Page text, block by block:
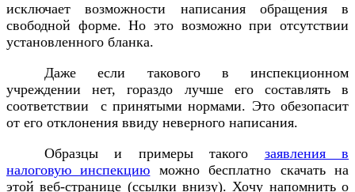
исключает возможности написания обращения в
свободной форме. Но это возможно при отсутствии
установленного бланка.
Даже если такового в инспекционном
учреждении нет, гораздо лучше его составлять в
соответствии с принятыми нормами. Это обезопасит
от его отклонения ввиду неверного написания.
Образцы и примеры такого заявления в
налоговую инспекцию можно бесплатно скачать на
этой веб-странице (ссылки внизу). Хочу напомнить о